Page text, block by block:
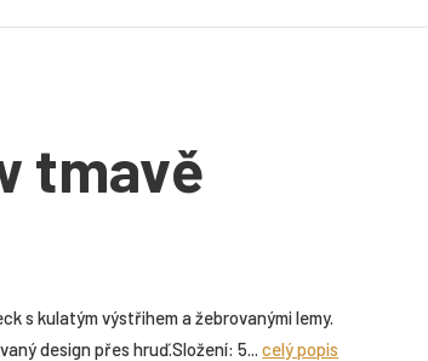
tmavě
s kulatým výstřihem a žebrovanými lemy.
design přes hruď.Složení: 5...celý popis